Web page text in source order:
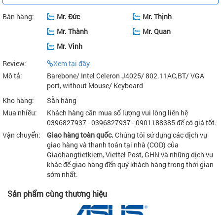
Bán hàng: Mr. Đức
Mr. Thịnh
Mr. Thành
Mr. Quan
Mr. Vinh
Review:
Xem tại đây
Mô tả:
Barebone/ Intel Celeron J4025/ 802.11AC,BT/ VGA
port, without Mouse/ Keyboard
Kho hàng:
Sẵn hàng
Mua nhiều:
Khách hàng cần mua số lượng vui lòng liên hệ
0396827937 - 0396827937 - 0901188385 để có giá tốt.
Vận chuyển:
Giao hàng toàn quốc. Chúng tôi sử dụng các dịch vụ
giao hàng và thanh toán tại nhà (COD) của
Giaohangtietkiem, Viettel Post, GHN và những dịch vụ
khác để giao hàng đến quý khách hàng trong thời gian
sớm nhất.
Sản phẩm cùng thương hiệu